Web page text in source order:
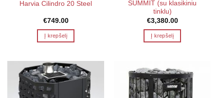
Harvia Cilindro 20 Steel
€749.00
Į krepšelį
SUMMIT (su klasikiniu
tinklu)
€3,380.00
Į krepšelį